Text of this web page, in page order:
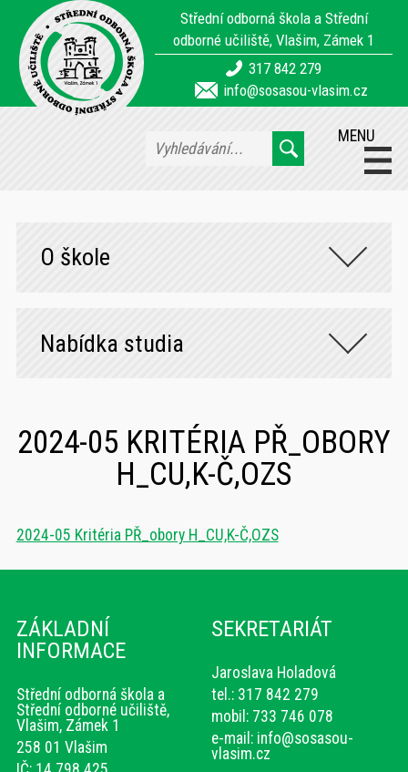
Střední odborná škola a Střední
odborné učiliště, Vlašim, Zámek 1
317 842 279
info@sosasou-vlasim.cz
MENU
O škole
Nabídka studia
2024-05 KRITÉRIA PŘ_OBORY
H_CU,K-Č,OZS
2024-05 Kritéria PŘ_obory H_CU,K-Č,OZS
ZÁKLADNÍ
INFORMACE
Střední odborná škola a
Střední odborné učiliště,
Vlašim, Zámek 1
258 01 Vlašim
SEKRETARIÁT
Jaroslava Holadová
tel.: 317 842 279
mobil: 733 746 078
e-mail: info@sosasou-
vlasim.cz